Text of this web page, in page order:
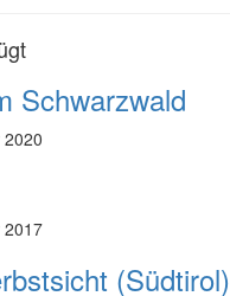
Schwarzwald
2017
(Südtirol)